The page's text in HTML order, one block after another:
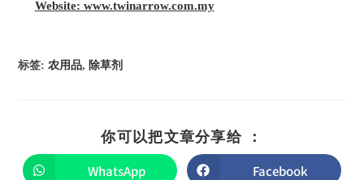
Website: www.twinarrow.com.my
标签:农用品, 除草剂
你可以把文章分享给 ：
WhatsApp Facebook